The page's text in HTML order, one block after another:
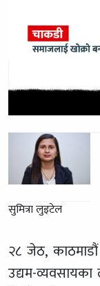
सुमित्रा लुइटेल
२८ जेठ,
उद्यम-व्यवसायका